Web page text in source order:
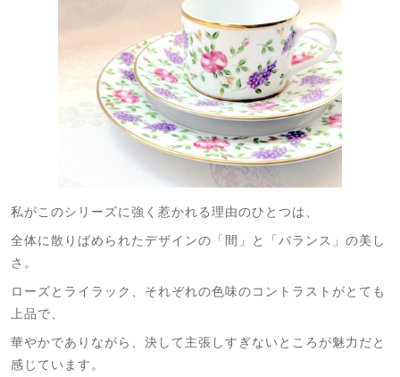
私がこのシリーズに強く惹かれる理由のひとつは、
全体に散りばめられたデザインの「間」と「バランス」の美し
さ。
ローズとライラック、それぞれの色味のコントラストがとても
上品で、
華やかでありながら、決して主張しすぎないところが魅力だと
感じています。